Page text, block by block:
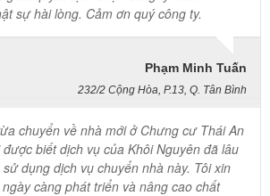
232/2 Cộng Hòa, P.13, Q. Tân Bình
được biết dịch vụ của Khôi Nguyên đã lâu
dụng dịch vụ chuyển nhà này. Tôi xin
càng phát triển và nâng cao chất